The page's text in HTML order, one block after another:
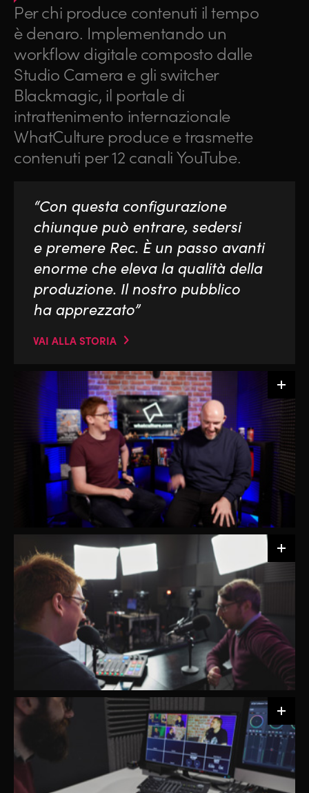
Per chi produce contenuti il tempo
è denaro. Implementando un
workflow digitale composto dalle
Studio Camera e gli switcher
Blackmagic, il portale di
intrattenimento internazionale
WhatCulture produce e trasmette
contenuti per 12 canali YouTube.
“Con questa configurazione
chiunque può entrare, sedersi
e premere Rec. È un passo avanti
enorme che eleva la qualità della
produzione. Il nostro pubblico
ha apprezzato”
VAI ALLA STORIA